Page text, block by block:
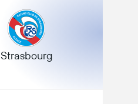
Strasbourg